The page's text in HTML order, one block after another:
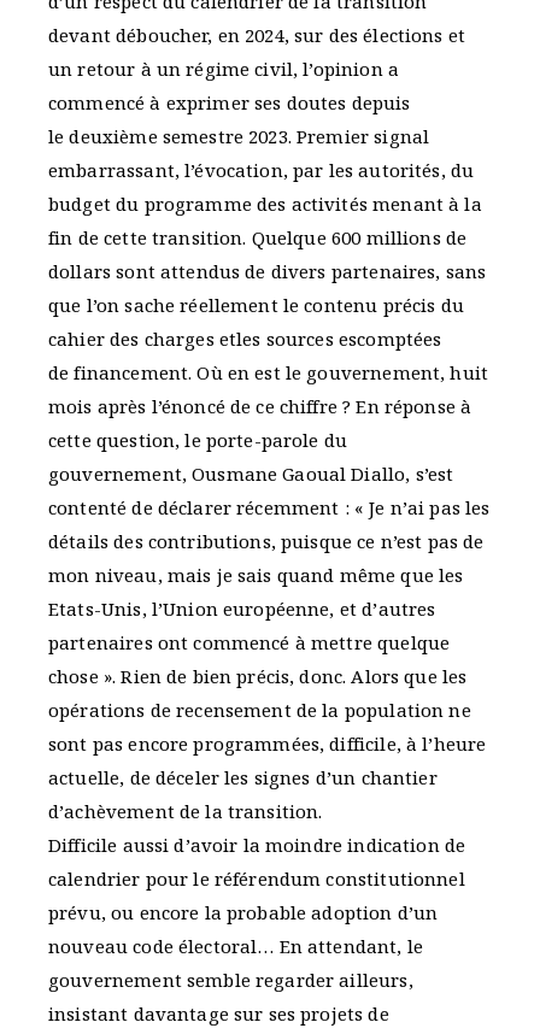
devant déboucher, en 2024, sur des élections et
un retour à un régime civil, l’opinion a
commencé à exprimer ses doutes depuis
le deuxième semestre 2023. Premier signal
embarrassant, l’évocation, par les autorités, du
budget du programme des activités menant à la
fin de cette transition. Quelque 600 millions de
dollars sont attendus de divers partenaires, sans
que l’on sache réellement le contenu précis du
cahier des charges etles sources escomptées
de financement. Où en est le gouvernement, huit
mois après l’énoncé de ce chiffre ? En réponse à
cette question, le porte-parole du
gouvernement, Ousmane Gaoual Diallo, s’est
contenté de déclarer récemment : « Je n’ai pas les
détails des contributions, puisque ce n’est pas de
mon niveau, mais je sais quand même que les
Etats-Unis, l’Union européenne, et d’autres
partenaires ont commencé à mettre quelque
chose ». Rien de bien précis, donc. Alors que les
opérations de recensement de la population ne
sont pas encore programmées, difficile, à l’heure
actuelle, de déceler les signes d’un chantier
d’achèvement de la transition.
Difficile aussi d’avoir la moindre indication de
calendrier pour le référendum constitutionnel
prévu, ou encore la probable adoption d’un
nouveau code électoral… En attendant, le
gouvernement semble regarder ailleurs,
insistant davantage sur ses projets de